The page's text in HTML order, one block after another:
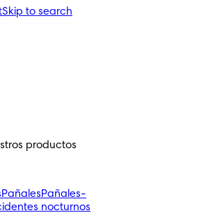
Skip to search
productos
PañalesPañales-
nocturnos